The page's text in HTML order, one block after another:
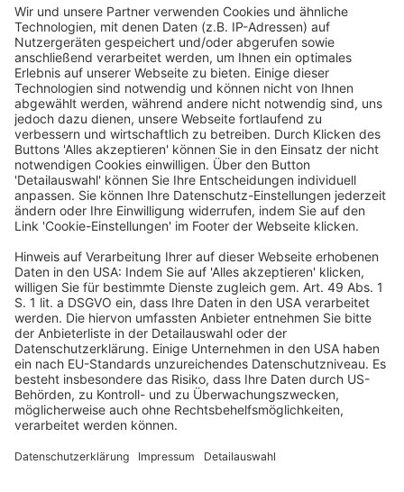
Empfang durch die Landwirtschaftsbehördemit Überblick
über Schlüsselindustrien der Agrar- und Lebensmittelbranche
Besuch innovativer High-Tech-Unternehmen,die Smart
Agriculture in der Praxis demonstrieren – von Agrardrohnen
bis zu autonomen Landmaschinen
Empfang mit lokalen Politik- und Wirtschaftsvertretern
im
Hotel zum Austausch über Kooperationspotenziale in einem
zukunftsträchtigen Sektor
Tag 7
Samstag, 21. März 2026
Weiterreise nach Hongkong.Anschließend Gelegenheit für
private Einkäufe und Besichtigungen in Hongkong
Rückreise & Transfer zum Flughafen Hongkong
Unsere Empfehlung:Samstag, 21.03.2026
Hongkong (HKG) 23:45 Uhr – Frankfurt am Main (FRA) 06:05